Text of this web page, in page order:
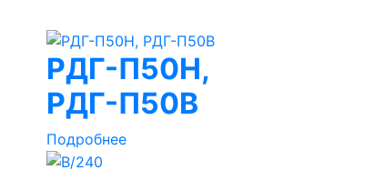
РДГ-П50Н,
РДГ-П50В
Подробнее